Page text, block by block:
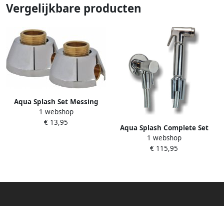
Vergelijkbare producten
Aqua Splash Set Messing
Sold.Muurplaatkoppelingen
+ Rozet 3 4X15
1 webshop
€ 13,95
Aqua Splash Complete Set
Knijp
1 webshop
€ 115,95